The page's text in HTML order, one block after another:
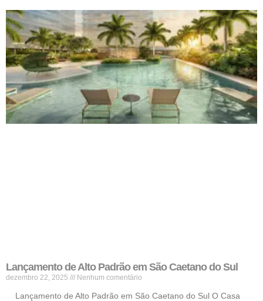
Lançamento de Alto Padrão em São Caetano do Sul
dezembro 22, 2025 Nenhum comentário
Lançamento de Alto Padrão em São Caetano do Sul O Casa